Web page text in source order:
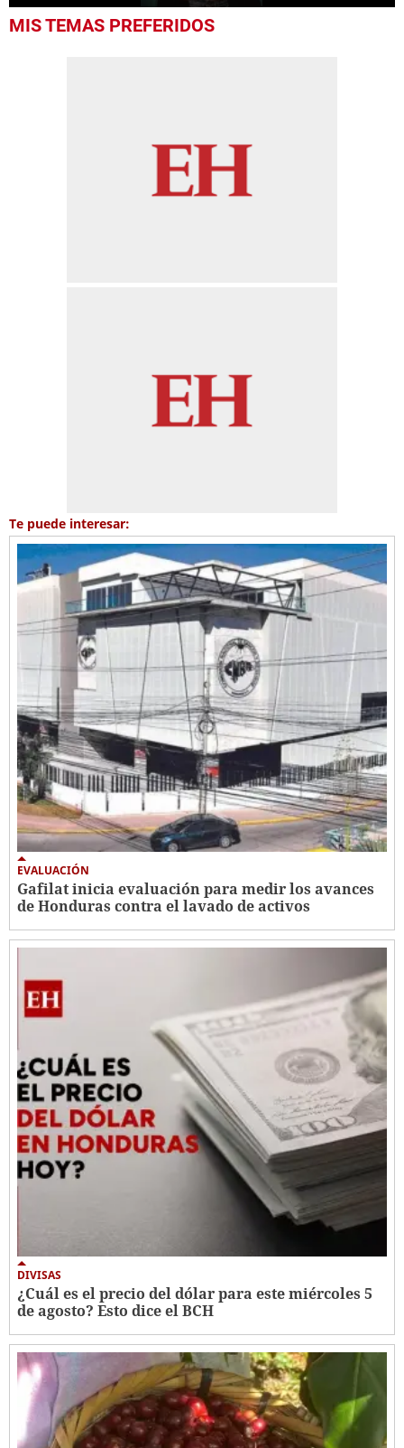
of
MIS TEMAS PREFERIDOS
Te puede interesar:
EVALUACIÓN
Gafilat inicia evaluación para medir los avances
de Honduras contra el lavado de activos
DIVISAS
¿Cuál es el precio del dólar para este miércoles 5
de agosto? Esto dice el BCH